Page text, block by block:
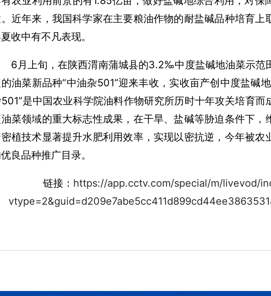
d
e
o
近年来，我国科学家在主要粮油作物的耐盐碱品种培育上
收中有不凡表现。
6月上旬，在陕西渭南蒲城县的3.2‰中度盐碱地油菜示范
油菜新品种“中油杂501”迎来丰收，实收亩产创中度盐碱
是中国农业科学院油料作物研究所历时十年攻关培育而
菜领域的重大标志性成果，在干旱、盐碱等胁迫条件下，
植技术显著提升水肥利用效率，实现以密抗逆，今年被农
良品种推广目录。
链接： https://app.cctv.com/special/m/livevod/